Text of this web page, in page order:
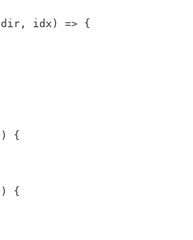
dir , idx ) => {
) {
) {